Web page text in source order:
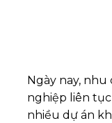
Ngày nay,
nghiệp liên
nhiều dự án